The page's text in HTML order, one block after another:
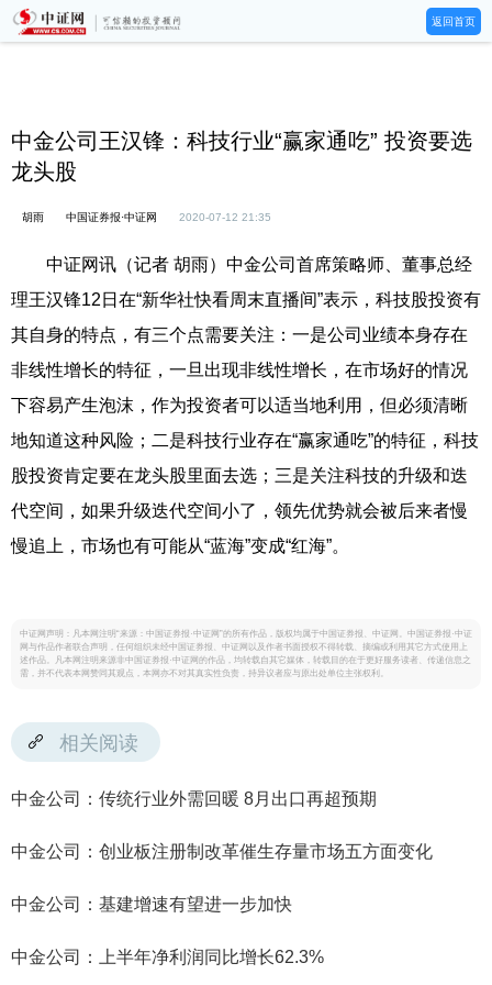
返回首页
中金公司王汉锋：科技行业“赢家通吃” 投资要选
龙头股
胡雨 中国证券报·中证网 2020-07-12 21:35
中证网讯（记者 胡雨）中金公司首席策略师、董事总经
理王汉锋12日在“新华社快看周末直播间”表示，科技股投资有
其自身的特点，有三个点需要关注：一是公司业绩本身存在
非线性增长的特征，一旦出现非线性增长，在市场好的情况
下容易产生泡沫，作为投资者可以适当地利用，但必须清晰
地知道这种风险；二是科技行业存在“赢家通吃”的特征，科技
股投资肯定要在龙头股里面去选；三是关注科技的升级和迭
代空间，如果升级迭代空间小了，领先优势就会被后来者慢
慢追上，市场也有可能从“蓝海”变成“红海”。
中证网声明：凡本网注明“来源：中国证券报·中证网”的所有作品，版权均属于中国证券报、中证网。中国证券报·中证
网与作品作者联合声明，任何组织未经中国证券报、中证网以及作者书面授权不得转载、摘编或利用其它方式使用上
述作品。凡本网注明来源非中国证券报·中证网的作品，均转载自其它媒体，转载目的在于更好服务读者、传递信息之
需，并不代表本网赞同其观点，本网亦不对其真实性负责，持异议者应与原出处单位主张权利。
相关阅读
中金公司：传统行业外需回暖 8月出口再超预期
中金公司：创业板注册制改革催生存量市场五方面变化
中金公司：基建增速有望进一步加快
中金公司：上半年净利润同比增长62.3%